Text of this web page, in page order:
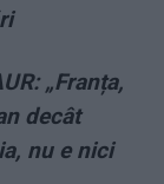
„Franța,
decât
nu e nici